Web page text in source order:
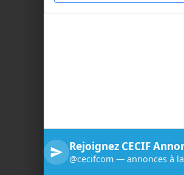
Rejoignez CECIF
@cecifcom — annonces à